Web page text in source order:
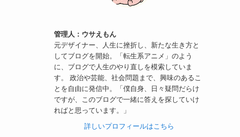
管理人：ウサえもん
元デザイナー、人生に挫折し、新たな生き方と
してブログを開始。「転生系アニメ」のよう
に、ブログで人生のやり直しを模索していま
す。 政治や芸能、社会問題まで、興味のあるこ
とを自由に発信中。「僕自身、日々疑問だらけ
ですが、このブログで一緒に答えを探していけ
ればと思っています。」
詳しいプロフィールはこちら